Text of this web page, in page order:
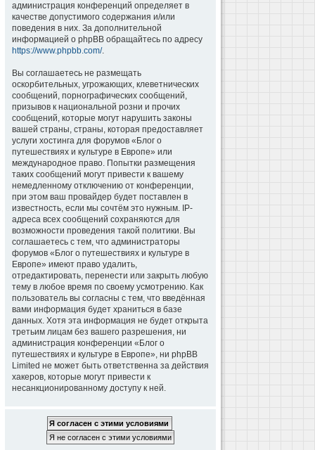
администрация конференций определяет в
качестве допустимого содержания и/или
поведения в них. За дополнительной
информацией о phpBB обращайтесь по адресу
https://www.phpbb.com/.
Вы соглашаетесь не размещать
оскорбительных, угрожающих, клеветнических
сообщений, порнографических сообщений,
призывов к национальной розни и прочих
сообщений, которые могут нарушить законы
вашей страны, страны, которая предоставляет
услуги хостинга для форумов «Блог о
путешествиях и культуре в Европе» или
международное право. Попытки размещения
таких сообщений могут привести к вашему
немедленному отключению от конференции,
при этом ваш провайдер будет поставлен в
известность, если мы сочтём это нужным. IP-
адреса всех сообщений сохраняются для
возможности проведения такой политики. Вы
соглашаетесь с тем, что администраторы
форумов «Блог о путешествиях и культуре в
Европе» имеют право удалить,
отредактировать, перенести или закрыть любую
тему в любое время по своему усмотрению. Как
пользователь вы согласны с тем, что введённая
вами информация будет храниться в базе
данных. Хотя эта информация не будет открыта
третьим лицам без вашего разрешения, ни
администрация конференции «Блог о
путешествиях и культуре в Европе», ни phpBB
Limited не может быть ответственна за действия
хакеров, которые могут привести к
несанкционированному доступу к ней.